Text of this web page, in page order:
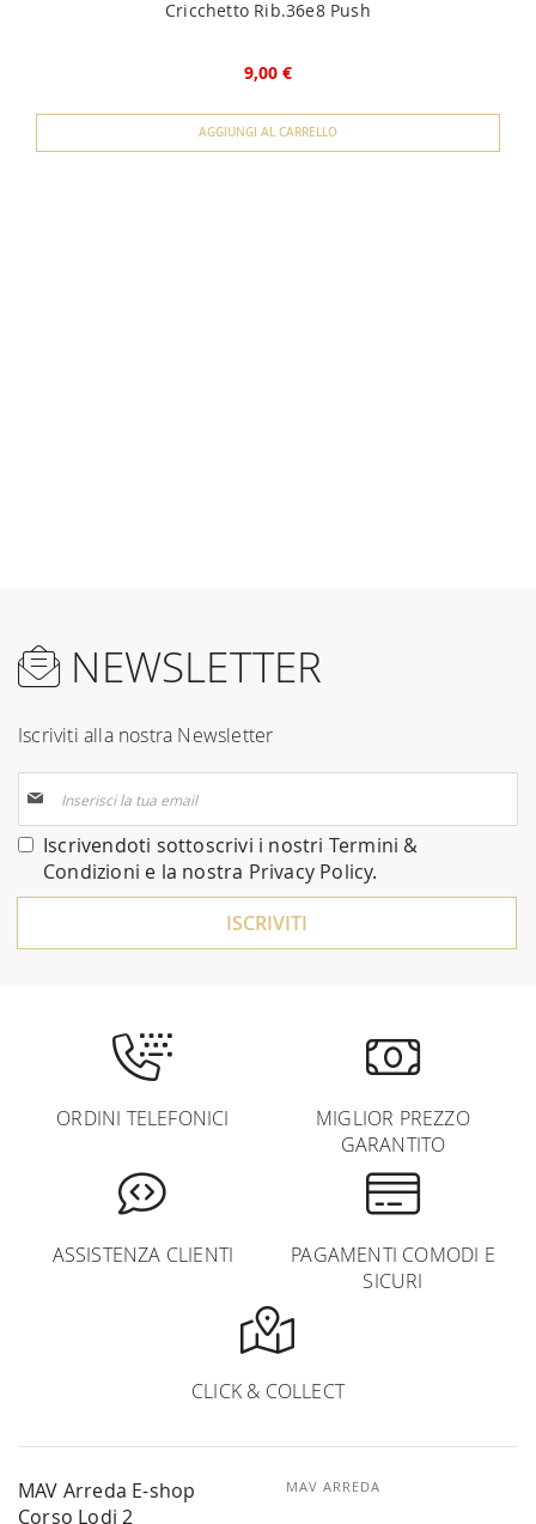
Cricchetto Rib.36e8 Push
9,00 €
AGGIUNGI AL CARRELLO
NEWSLETTER
Iscriviti alla nostra Newsletter
alla
nostra
Newsletter:
Iscrivendoti sottoscrivi i nostri Termini &
Condizioni e la nostra Privacy Policy.
ISCRIVITI
ORDINI TELEFONICI
MIGLIOR PREZZO
GARANTITO
ASSISTENZA CLIENTI
PAGAMENTI COMODI E
SICURI
CLICK & COLLECT
MAV Arreda E-shop
Corso Lodi 2
MAV ARREDA